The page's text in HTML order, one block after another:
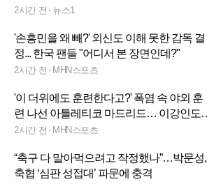
2시간 전 뉴스1
'손흥민을 왜 빼?' 외신도 이해 못한 감독 결
정... 한국 팬들 "어디서 본 장면인데?"
2시간 전 MHN스포츠
'이 더위에도 훈련한다고?' 폭염 속 야외 훈
련 나선 아틀레티코 마드리드… 이강인도
구슬땀
2시간 전 MHN스포츠
“축구 다 말아먹으려고 작정했나”…박문성,
축협 ‘심판 성접대’ 파문에 충격